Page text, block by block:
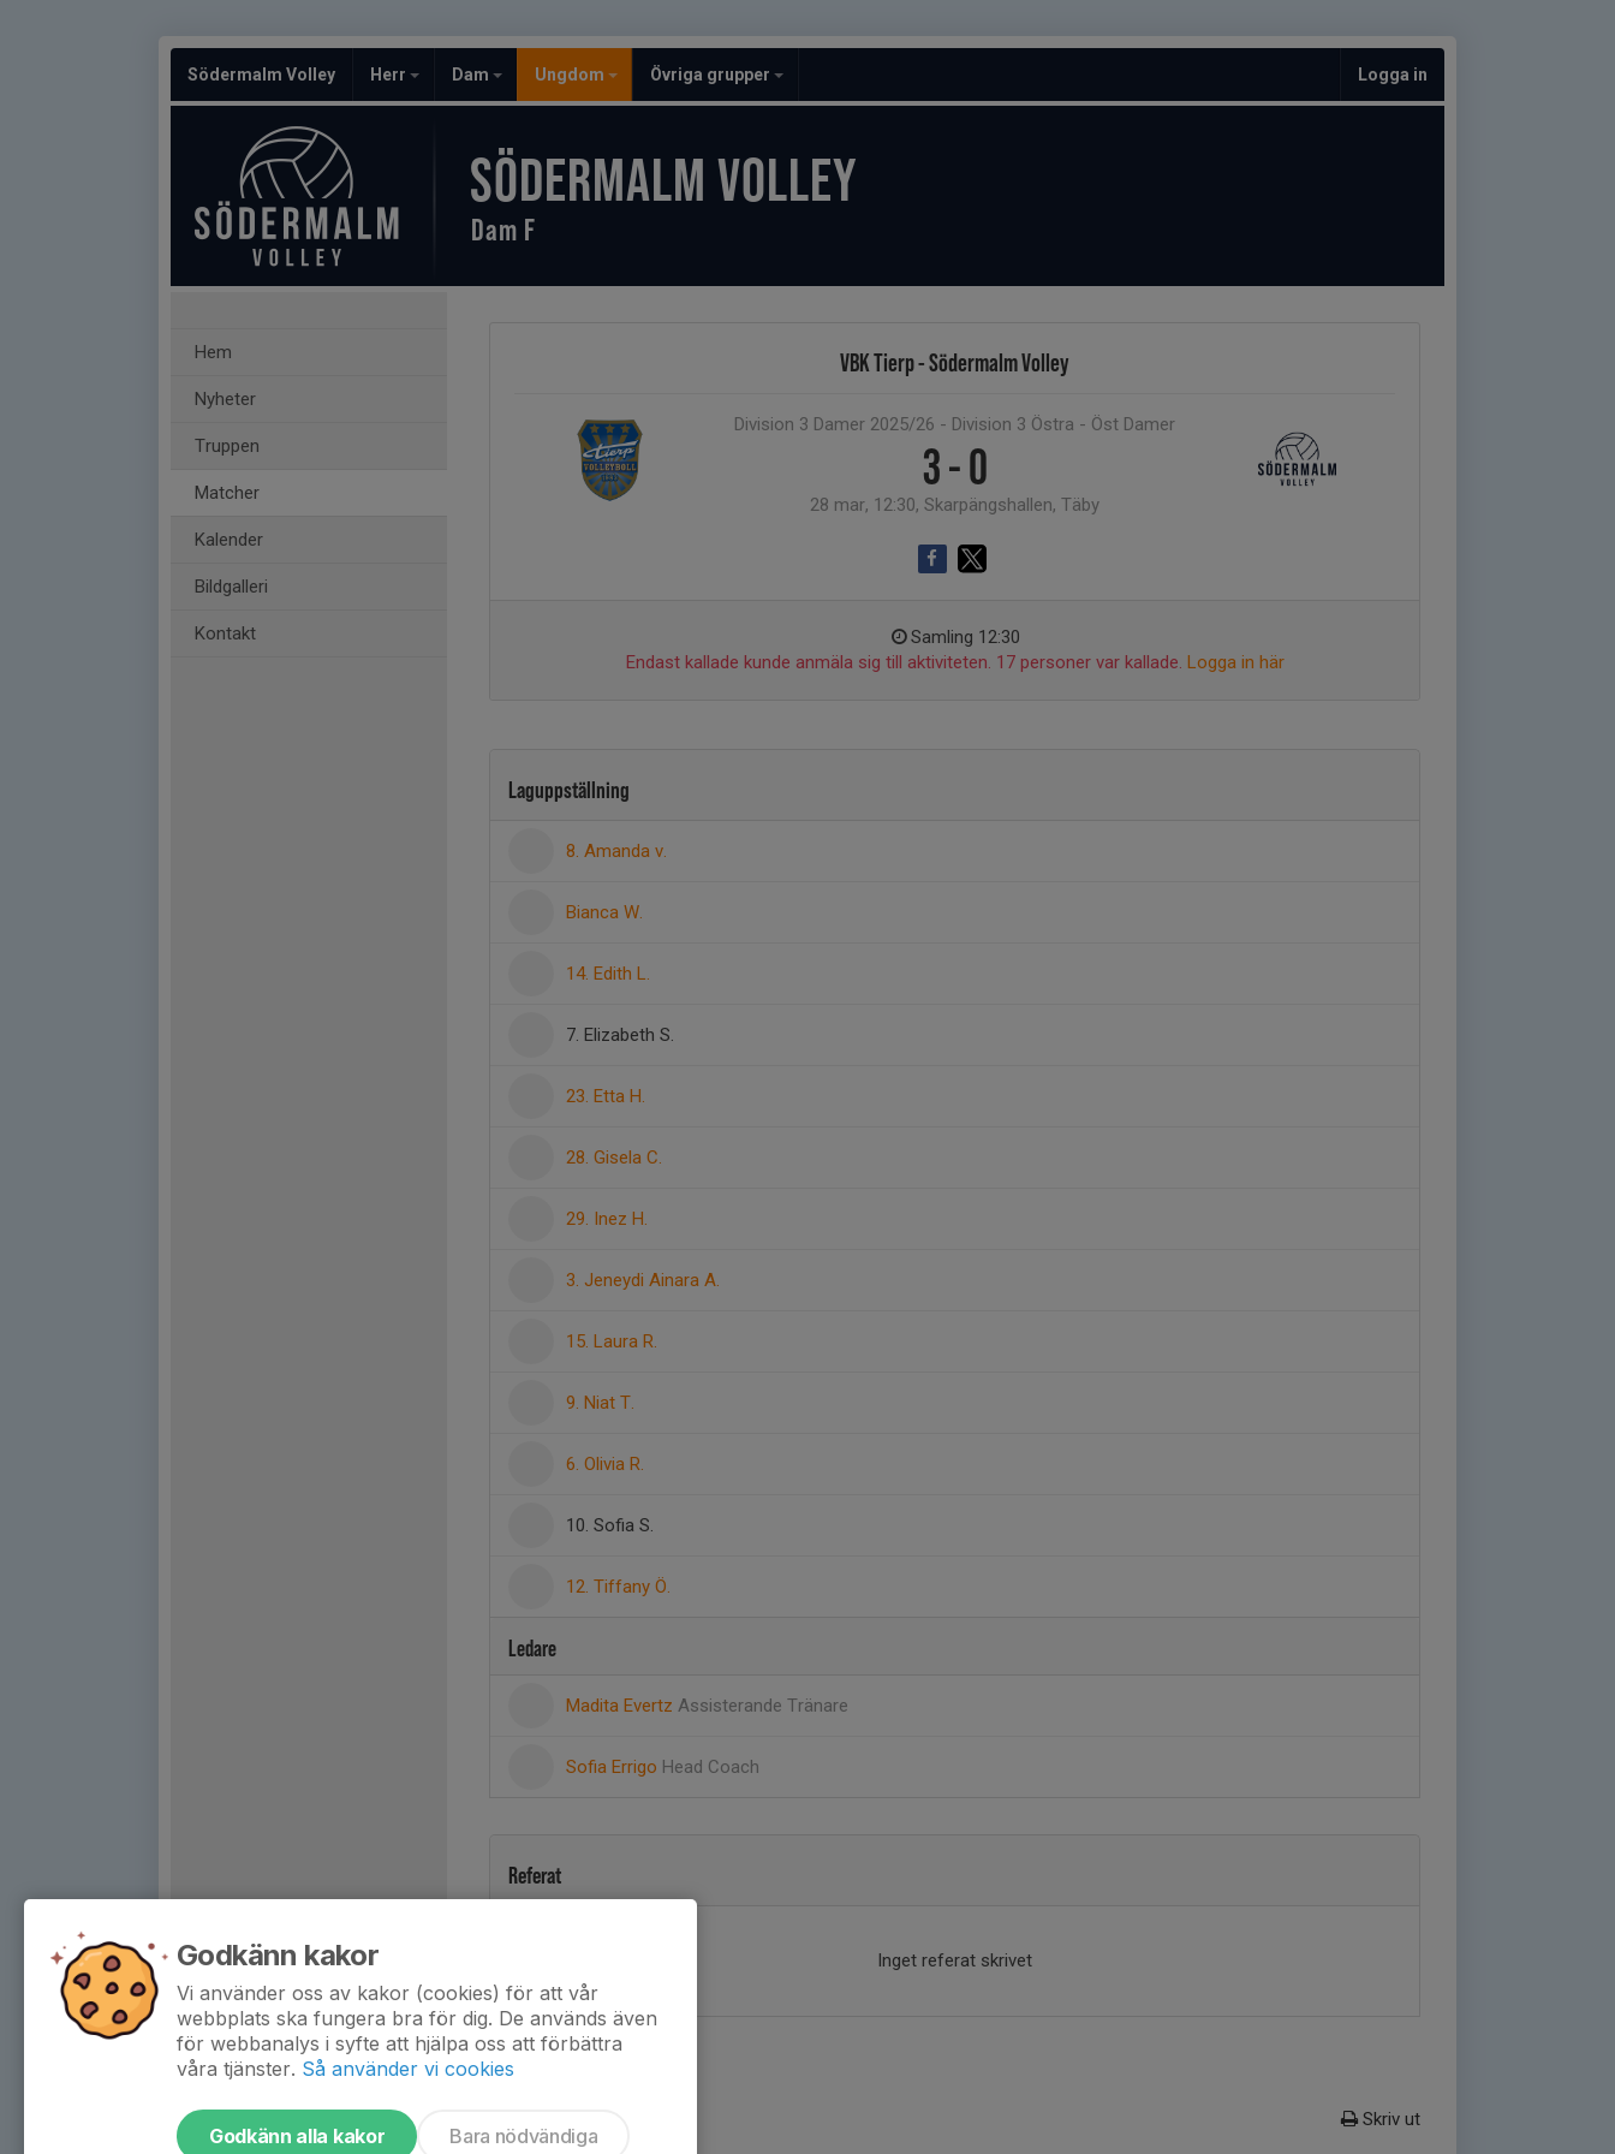
Södermalm Volley Herr Dam Ungdom Övriga grupper Logga in
SÖDERMALM VOLLEY
Dam F
Hem
Nyheter
Truppen
Matcher
Kalender
Bildgalleri
Kontakt
VBK Tierp - Södermalm Volley
Division 3 Damer 2025/26 - Division 3 Östra - Öst Damer
3 - 0
28 mar, 12:30, Skarpängshallen, Täby
Samling 12:30
Endast kallade kunde anmäla sig till aktiviteten. 17 personer var kallade. Logga in här
Laguppställning
8. Amanda v.
Bianca W.
14. Edith L.
7. Elizabeth S.
23. Etta H.
28. Gisela C.
29. Inez H.
3. Jeneydi Ainara A.
15. Laura R.
9. Niat T.
6. Olivia R.
10. Sofia S.
12. Tiffany Ö.
Ledare
Madita Evertz Assisterande Tränare
Sofia Errigo Head Coach
Referat
Inget referat skrivet
Skriv ut
Godkänn kakor
Vi använder oss av kakor (cookies) för att vår
webbplats ska fungera bra för dig. De används även
för webbanalys i syfte att hjälpa oss att förbättra
våra tjänster. Så använder vi cookies
Godkänn alla kakor Bara nödvändiga